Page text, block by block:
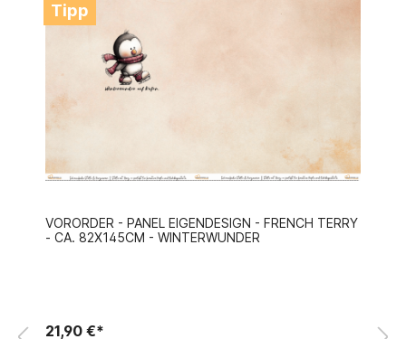
Tipp
VORORDER - PANEL EIGENDESIGN - FRENCH TERRY
- CA. 82X145CM - WINTERWUNDER
21,90 €*